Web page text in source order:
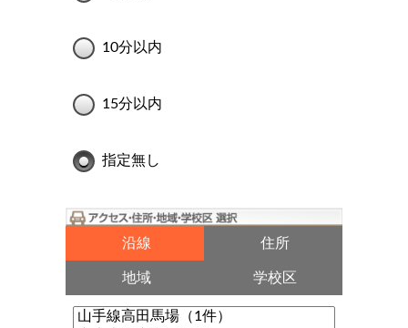
10分以内
15分以内
指定無し
沿線 住所
地域 学校区